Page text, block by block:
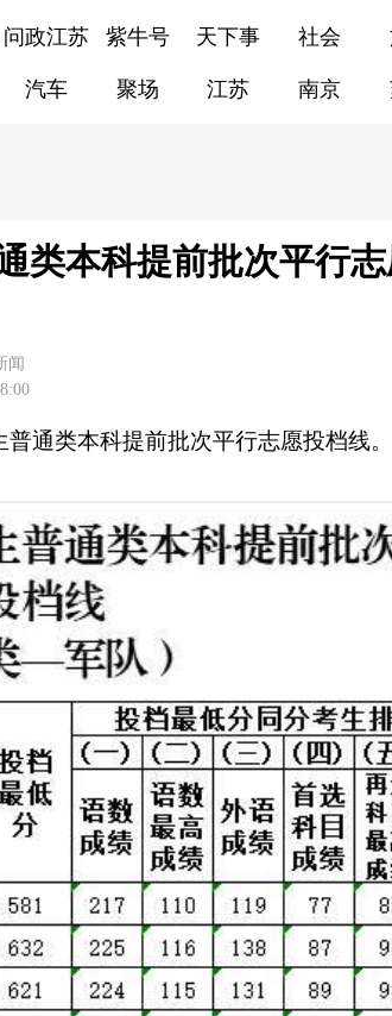
问政江苏 紫牛号 天下事 社会
汽车 聚场 江苏 南京
类本科提前批次平行
闻
通类本科提前批次平行志愿投档线。